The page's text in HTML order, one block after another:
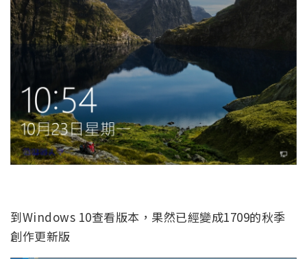
到Windows 10查看版本，果然已經變成1709的秋季
創作更新版